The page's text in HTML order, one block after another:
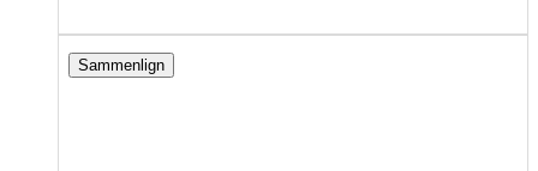
Sammenlign